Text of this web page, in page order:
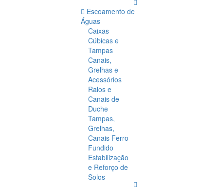
Escoamento de
Águas
Caixas
Cúbicas e
Tampas
Canais,
Grelhas e
Acessórios
Ralos e
Canais de
Duche
Tampas,
Grelhas,
Canais Ferro
Fundido
Estabilização
e Reforço de
Solos